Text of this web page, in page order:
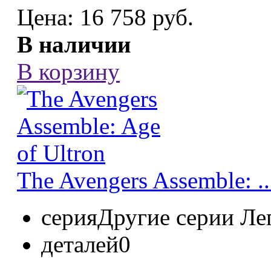
Цена: 16 758 руб.
В наличии
В корзину
The Avengers Assemble:
серияДругие серии
деталей0